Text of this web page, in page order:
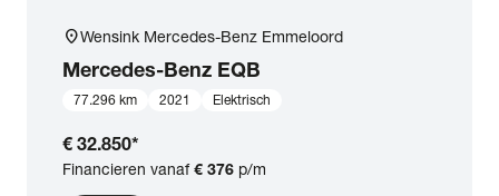
Kilometerstand
location_onWensink Mercedes-Benz Emmeloord
Mercedes-Benz EQB
77.296 km 2021 Elektrisch
€ 32.850*
Financieren vanaf€ 376 p/m